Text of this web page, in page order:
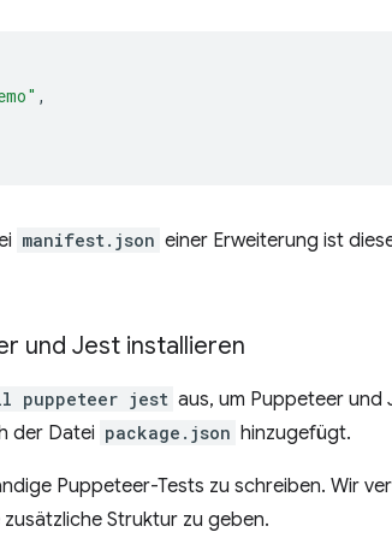
,
manifest.json einer Erweiterung ist
und Jest installieren
puppeteer jest aus, um Puppeteer und
der Datei package.json hinzugefügt.
Puppeteer-Tests zu schreiben. Wir
Struktur zu geben.